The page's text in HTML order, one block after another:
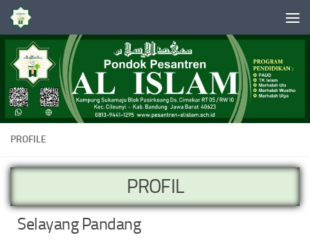
Skip to content
PROFILE
PROFIL
Selayang Pandang